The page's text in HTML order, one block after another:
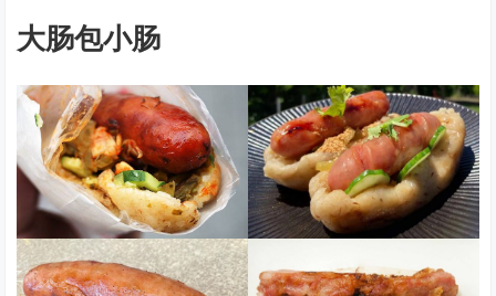
大肠包小肠